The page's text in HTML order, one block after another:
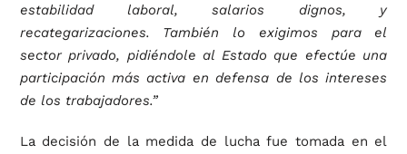
estabilidad laboral, salarios dignos, y
recategarizaciones. También lo exigimos para el
sector privado, pidiéndole al Estado que efectúe una
participación más activa en defensa de los intereses
de los trabajadores.”
La decisión de la medida de lucha fue tomada en el